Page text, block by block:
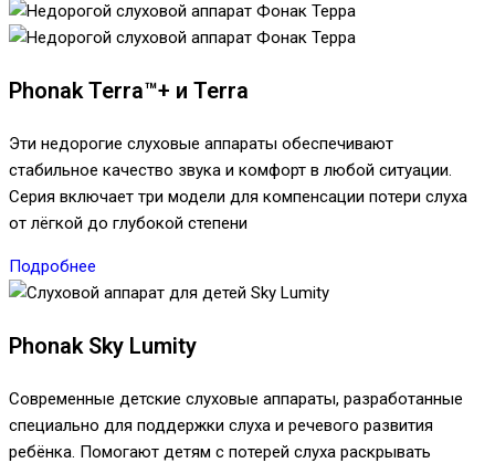
Phonak Terra™+ и Terra
Эти недорогие слуховые аппараты обеспечивают
стабильное качество звука и комфорт в любой ситуации.
Серия включает три модели для компенсации потери слуха
от лёгкой до глубокой степени
Подробнее
Phonak Sky Lumity
Современные детские слуховые аппараты, разработанные
специально для поддержки слуха и речевого развития
ребёнка. Помогают детям с потерей слуха раскрывать